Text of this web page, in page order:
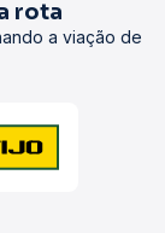
rota
a viação de